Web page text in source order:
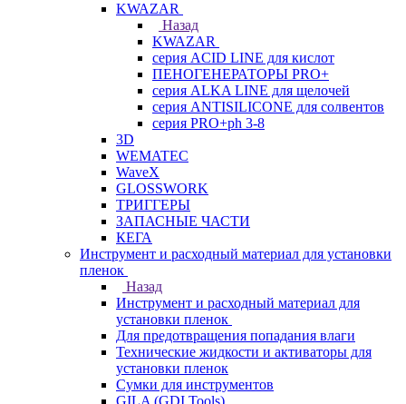
KWAZAR
Назад
KWAZAR
серия ACID LINE для кислот
ПЕНОГЕНЕРАТОРЫ PRO+
серия ALKA LINE для щелочей
серия ANTISILICONE для солвентов
серия PRO+ph 3-8
3D
WEMATEC
WaveX
GLOSSWORK
ТРИГГЕРЫ
ЗАПАСНЫЕ ЧАСТИ
КЕГА
Инструмент и расходный материал для установки
пленок
Назад
Инструмент и расходный материал для
установки пленок
Для предотвращения попадания влаги
Технические жидкости и активаторы для
установки пленок
Сумки для инструментов
GILA (GDI Tools)